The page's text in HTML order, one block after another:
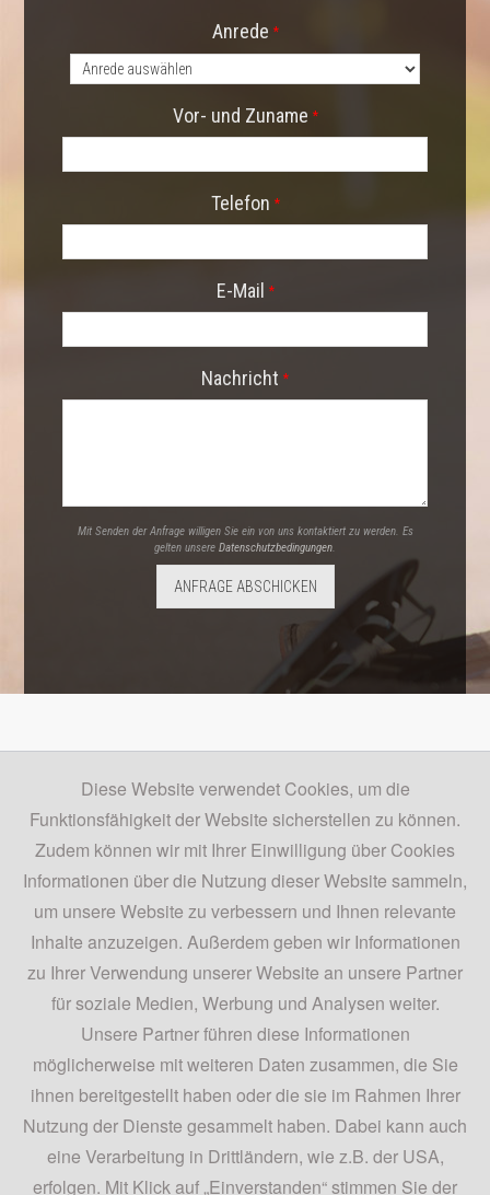
Anrede *
Vor- und Zuname *
Telefon *
E-Mail *
Nachricht *
Mit Senden der Anfrage willigen Sie ein von uns kontaktiert zu werden. Es
gelten unsere Datenschutzbedingungen.
Anschrift
Auto Schaden e.K.
Bahnstr. 150
42327 Wuppertal
Kontaktdaten
Telefon: 0202 783478
Telefax: 0202 784910
info@reifendienst-schaden.de
Social Media
teilen
Diese Website verwendet Cookies, um die
Funktionsfähigkeit der Website sicherstellen zu können.
Zudem können wir mit Ihrer Einwilligung über Cookies
Informationen über die Nutzung dieser Website sammeln,
um unsere Website zu verbessern und Ihnen relevante
Inhalte anzuzeigen. Außerdem geben wir Informationen
zu Ihrer Verwendung unserer Website an unsere Partner
für soziale Medien, Werbung und Analysen weiter.
Unsere Partner führen diese Informationen
möglicherweise mit weiteren Daten zusammen, die Sie
ihnen bereitgestellt haben oder die sie im Rahmen Ihrer
Nutzung der Dienste gesammelt haben. Dabei kann auch
eine Verarbeitung in Drittländern, wie z.B. der USA,
erfolgen. Mit Klick auf „Einverstanden“ stimmen Sie der